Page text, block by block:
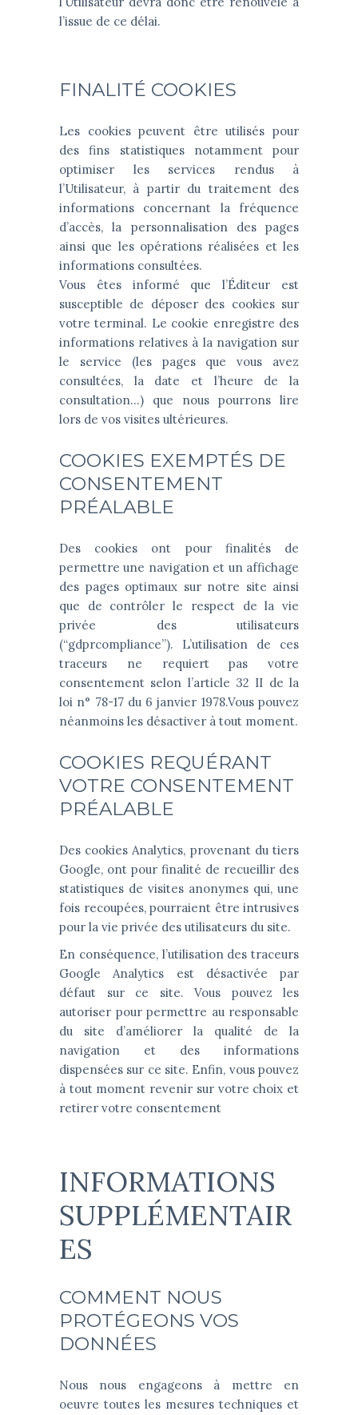
l’issue de ce délai.
FINALITÉ COOKIES
Les cookies peuvent être utilisés pour
des fins statistiques notamment pour
optimiser les services rendus à
l’Utilisateur, à partir du traitement des
informations concernant la fréquence
d’accès, la personnalisation des pages
ainsi que les opérations réalisées et les
informations consultées.
Vous êtes informé que l’Éditeur est
susceptible de déposer des cookies sur
votre terminal. Le cookie enregistre des
informations relatives à la navigation sur
le service (les pages que vous avez
consultées, la date et l’heure de la
consultation…) que nous pourrons lire
lors de vos visites ultérieures.
COOKIES EXEMPTÉS DE
CONSENTEMENT
PRÉALABLE
Des cookies ont pour finalités de
permettre une navigation et un affichage
des pages optimaux sur notre site ainsi
que de contrôler le respect de la vie
privée des utilisateurs
(“gdprcompliance”). L’utilisation de ces
traceurs ne requiert pas votre
consentement selon l’article 32 II de la
loi n° 78-17 du 6 janvier 1978.Vous pouvez
néanmoins les désactiver à tout moment.
COOKIES REQUÉRANT
VOTRE CONSENTEMENT
PRÉALABLE
Des cookies Analytics, provenant du tiers
Google, ont pour finalité de recueillir des
statistiques de visites anonymes qui, une
fois recoupées, pourraient être intrusives
pour la vie privée des utilisateurs du site.
En conséquence, l’utilisation des traceurs
Google Analytics est désactivée par
défaut sur ce site. Vous pouvez les
autoriser pour permettre au responsable
du site d’améliorer la qualité de la
navigation et des informations
dispensées sur ce site. Enfin, vous pouvez
à tout moment revenir sur votre choix et
retirer votre consentement
INFORMATIONS
SUPPLÉMENTAIR
ES
COMMENT NOUS
PROTÉGEONS VOS
DONNÉES
Nous nous engageons à mettre en
oeuvre toutes les mesures techniques et